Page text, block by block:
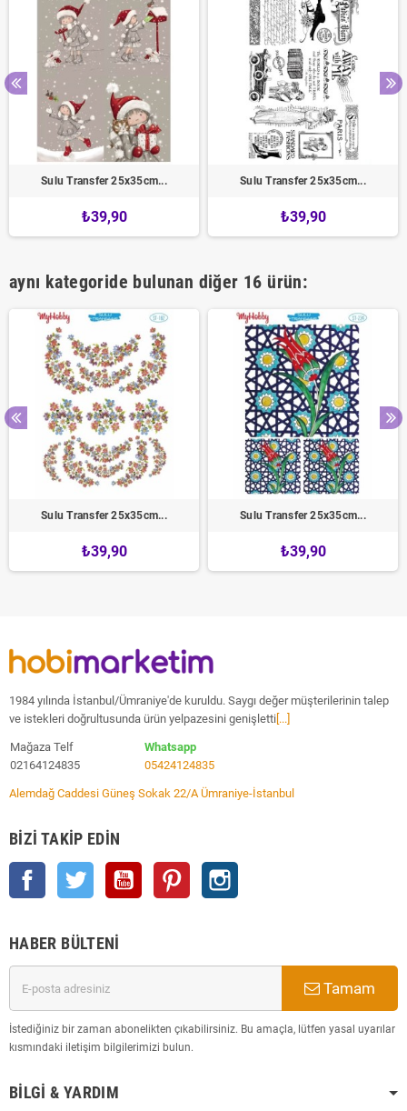
Sulu Transfer 25x35cm...
₺39,90
Sulu Transfer 25x35cm...
₺39,90
aynı kategoride bulunan diğer 16 ürün:
Sulu Transfer 25x35cm...
₺39,90
Sulu Transfer 25x35cm...
₺39,90
1984 yılında İstanbul/Ümraniye'de kuruldu. Saygı değer müşterilerinin talep
ve istekleri doğrultusunda ürün yelpazesini genişletti [...]
Mağaza Telf
02164124835
Whatsapp
05424124835
Alemdağ Caddesi Güneş Sokak 22/A Ümraniye-İstanbul
BIZI TAKIP EDIN
Facebook Twitter YouTube Pinterest
HABER BÜLTENI
Tamam
İstediğiniz bir zaman abonelikten çıkabilirsiniz. Bu amaçla, lütfen yasal uyarılar
kısmındaki iletişim bilgilerimizi bulun.
BILGI & YARDIM